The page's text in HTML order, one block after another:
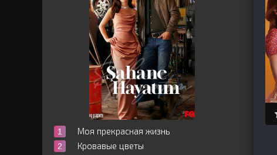
Моя прекрасная жизнь
Кровавые цветы